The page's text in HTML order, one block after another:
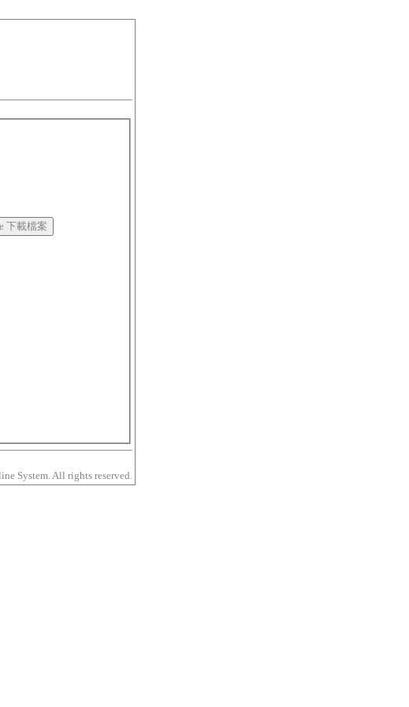
System. All rights reserved.